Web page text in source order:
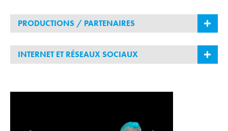
PRODUCTIONS / PARTENAIRES
INTERNET ET RÉSEAUX SOCIAUX